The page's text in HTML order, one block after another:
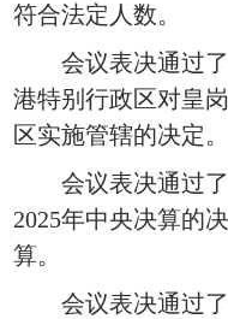
符合法定人数。
会议表决通过
港特别行政区对皇
区实施管辖的决定。
会议表决通过
2025年中央决算的
算。
会议表决通过